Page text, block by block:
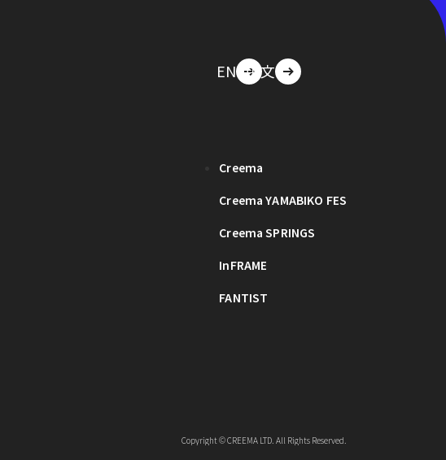
EN 中文
Creema
Creema YAMABIKO FES
Creema SPRINGS
InFRAME
FANTIST
Copyright © CREEMA LTD. All Rights Reserved.